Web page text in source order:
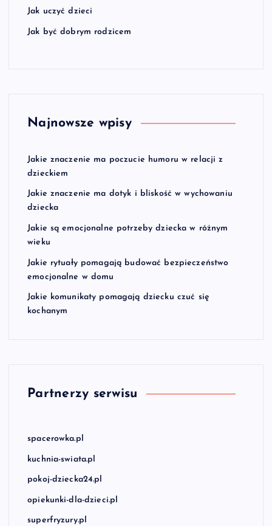
Jak uczyć dzieci
Jak być dobrym rodzicem
Najnowsze wpisy
Jakie znaczenie ma poczucie humoru w relacji z
dzieckiem
Jakie znaczenie ma dotyk i bliskość w wychowaniu
dziecka
Jakie są emocjonalne potrzeby dziecka w różnym
wieku
Jakie rytuały pomagają budować bezpieczeństwo
emocjonalne w domu
Jakie komunikaty pomagają dziecku czuć się
kochanym
Partnerzy serwisu
spacerowka.pl
kuchnia-swiata.pl
pokoj-dziecka24.pl
opiekunki-dla-dzieci.pl
superfryzury.pl